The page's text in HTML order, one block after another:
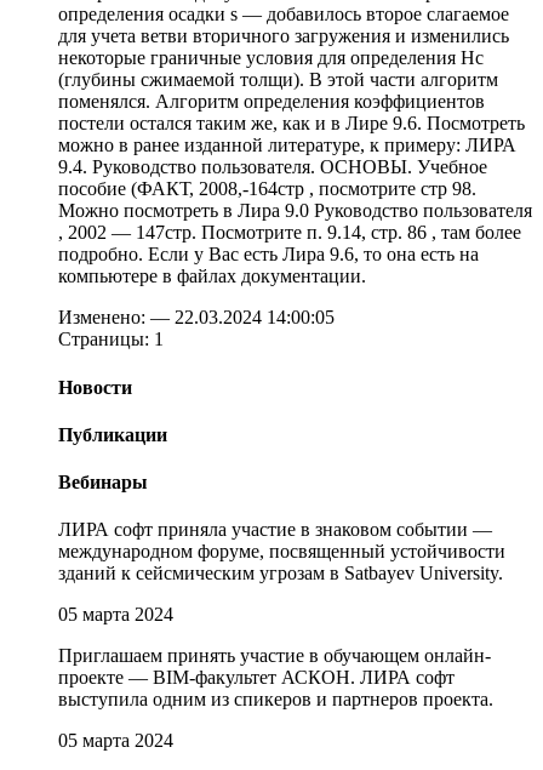
определения осадки s — добавилось второе слагаемое
для учета ветви вторичного загружения и изменились
некоторые граничные условия для определения Нс
(глубины сжимаемой толщи). В этой части алгоритм
поменялся. Алгоритм определения коэффициентов
постели остался таким же, как и в Лире 9.6. Посмотреть
можно в ранее изданной литературе, к примеру: ЛИРА
9.4. Руководство пользователя. ОСНОВЫ. Учебное
пособие (ФАКТ, 2008,-164стр , посмотрите стр 98.
Можно посмотреть в Лира 9.0 Руководство пользователя
, 2002 — 147стр. Посмотрите п. 9.14, стр. 86 , там более
подробно. Если у Вас есть Лира 9.6, то она есть на
компьютере в файлах документации.
Изменено: — 22.03.2024 14:00:05
Страницы: 1
Новости
Публикации
Вебинары
ЛИРА софт приняла участие в знаковом событии —
международном форуме, посвященный устойчивости
зданий к сейсмическим угрозам в Satbayev University.
05 марта 2024
Приглашаем принять участие в обучающем онлайн-
проекте — BIM-факультет АСКОН. ЛИРА софт
выступила одним из спикеров и партнеров проекта.
05 марта 2024